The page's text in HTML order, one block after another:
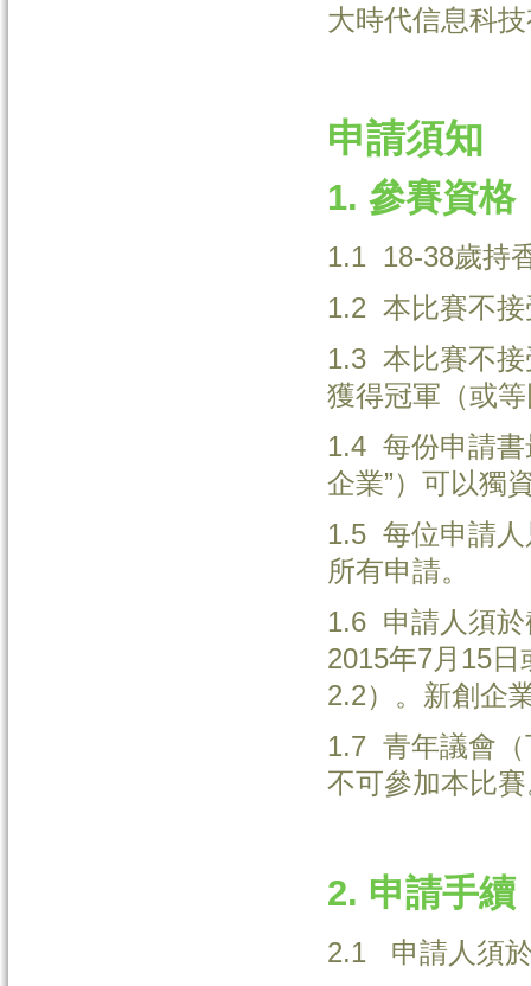
大時代信息科
申請須知
1. 參賽資格
1.1 18-38歲持
1.2 本比賽不接
1.3 本比賽不接
獲得冠軍（或
1.4 每份申請書
企業”）可以獨
1.5 每位申請人
所有申請。
1.6 申請人須於
2015年7月15
2.2）。新創企
1.7 青年議會（
不可參加本比
2. 申請手續
2.1 申請人須